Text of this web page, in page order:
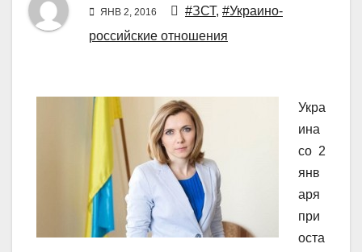
ЯНВ 2, 2016 #ЗСТ, #Украино-
российские отношения
Укра
ина
со 2
янв
аря
при
оста